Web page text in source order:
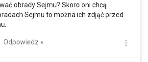
obrady Sejmu? Skoro oni chcą
Sejmu to można ich zdjąć przed
Odpowiedz »